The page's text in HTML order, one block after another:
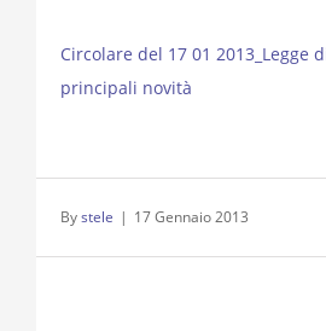
Circolare del 17 01 2013_Legge
principali novità
Bystele | 17 Gennaio 2013